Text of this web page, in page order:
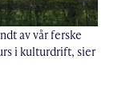
av vår ferske
i kulturdrift, sier